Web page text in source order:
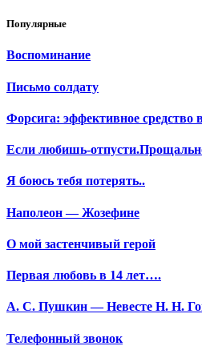
Популярные
Воспоминание
Письмо солдату
Форсига: эффективное средство
Если любишь-
Я боюсь тебя потерять..
Наполеон — Жозефине
О мой застенчивый герой
Первая любовь в 14 лет….
А. С. Пушкин — Невесте Н. Н.
Телефонный звонок